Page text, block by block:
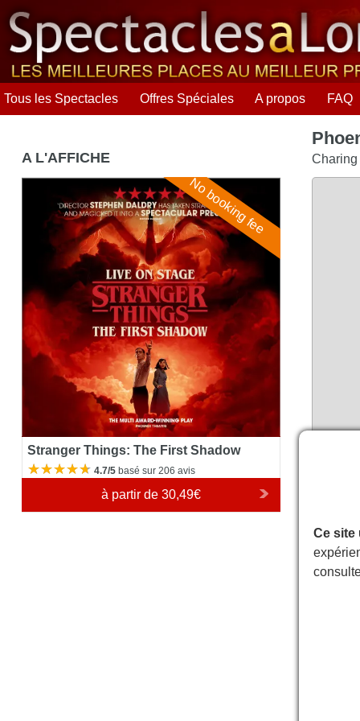
Tous les Spectacles Offres Spéciales A propos FAQ
Charing
A L'AFFICHE
Stranger Things: The First ShadowNo booking fee
Stranger Things: The First Shadow
4.7/5 basé sur 206 avis
à partir de30,49€
Plan
de
Ce site